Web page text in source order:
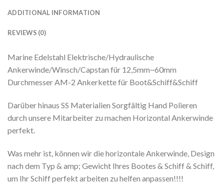
ADDITIONAL INFORMATION
REVIEWS (0)
Marine Edelstahl Elektrische/Hydraulische
Ankerwinde/Winsch/Capstan für 12,5mm~60mm
Durchmesser AM-2 Ankerkette für Boot&Schiff&Schiff
Darüber hinaus SS Materialien Sorgfältig Hand Polieren
durch unsere Mitarbeiter zu machen Horizontal Ankerwinde
perfekt.
Was mehr ist, können wir die horizontale Ankerwinde, Design
nach dem Typ & amp; Gewicht Ihres Bootes & Schiff & Schiff,
um Ihr Schiff perfekt arbeiten zu helfen anpassen!!!!